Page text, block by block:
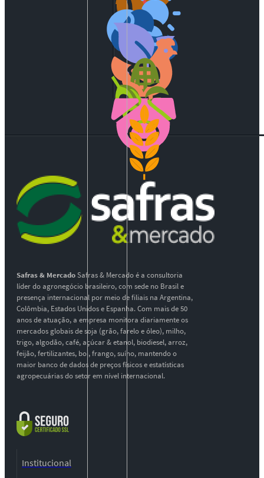
Safras & MercadoSafras & Mercado é a consultoria
líder do agronegócio brasileiro, com sede no Brasil e
presença internacional por meio de filiais na Argentina,
Colômbia, Estados Unidos e Espanha. Com mais de 50
anos de atuação, a empresa monitora diariamente os
mercados globais de soja (grão, farelo e óleo), milho,
trigo, algodão, café, açúcar & etanol, biodiesel, arroz,
feijão, fertilizantes, boi, frango, suíno, mantendo o
maior banco de dados de preços físicos e estatísticas
agropecuárias do setor em nível internacional.
Institucional